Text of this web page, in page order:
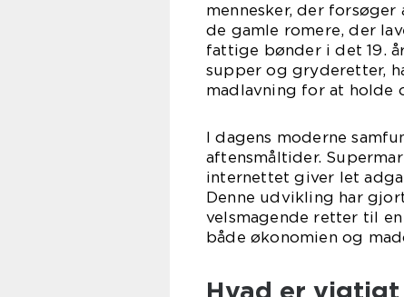
mennesker, der
de gamle romere, der
fattige bønder i det 19.
supper og gryderetter,
madlavning for at holde
I dagens moderne
aftensmåltider.
internettet giver let
Denne udvikling har
velsmagende retter til
både økonomien og
Hvad er